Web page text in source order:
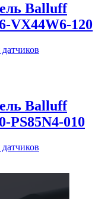
Balluff
VX44W6-120
Balluff
PS85N4-010